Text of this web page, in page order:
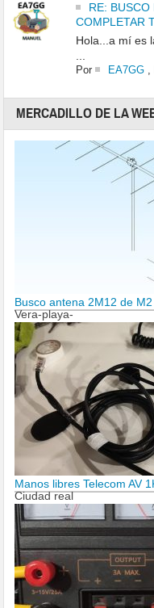
RE: BUSCO
COMPLETAR
Hola...a mí es
Por EA7GG,
MERCADILLO DE LA
Busco antena 2M12 de
Vera-playa-
Manos libres Telecom AV
Ciudad real